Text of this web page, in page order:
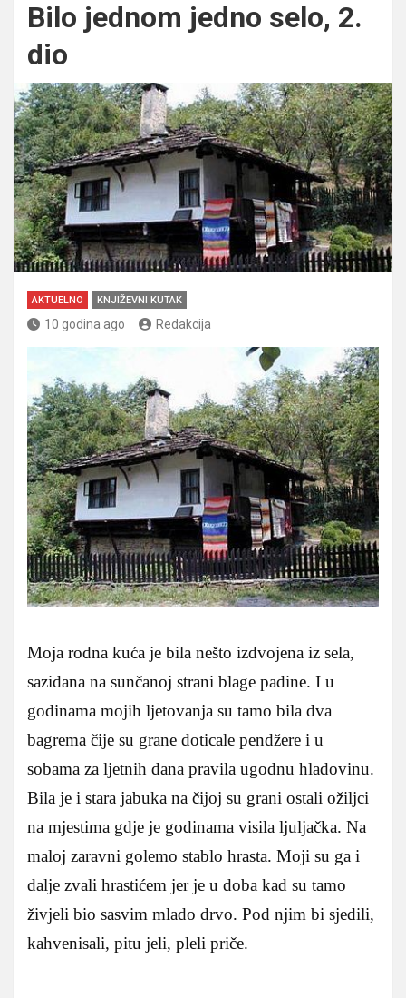
Bilo jednom jedno selo, 2.
dio
AKTUELNO KNJIŽEVNI KUTAK
10 godina ago Redakcija
Moja rodna kuća je bila nešto izdvojena iz sela,
sazidana na sunčanoj strani blage padine. I u
godinama mojih ljetovanja su tamo bila dva
bagrema čije su grane doticale pendžere i u
sobama za ljetnih dana pravila ugodnu hladovinu.
Bila je i stara jabuka na čijoj su grani ostali ožiljci
na mjestima gdje je godinama visila ljuljačka. Na
maloj zaravni golemo stablo hrasta. Moji su ga i
dalje zvali hrastićem jer je u doba kad su tamo
živjeli bio sasvim mlado drvo. Pod njim bi sjedili,
kahvenisali, pitu jeli, pleli priče.